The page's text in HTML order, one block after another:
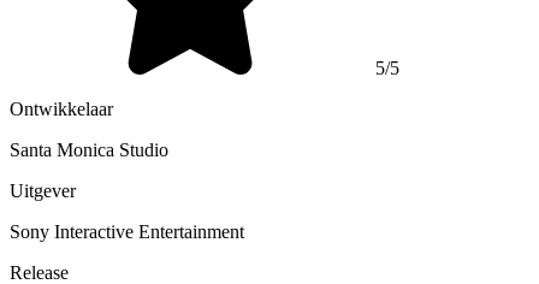
5/5
Ontwikkelaar
Santa Monica Studio
Uitgever
Sony Interactive Entertainment
Release